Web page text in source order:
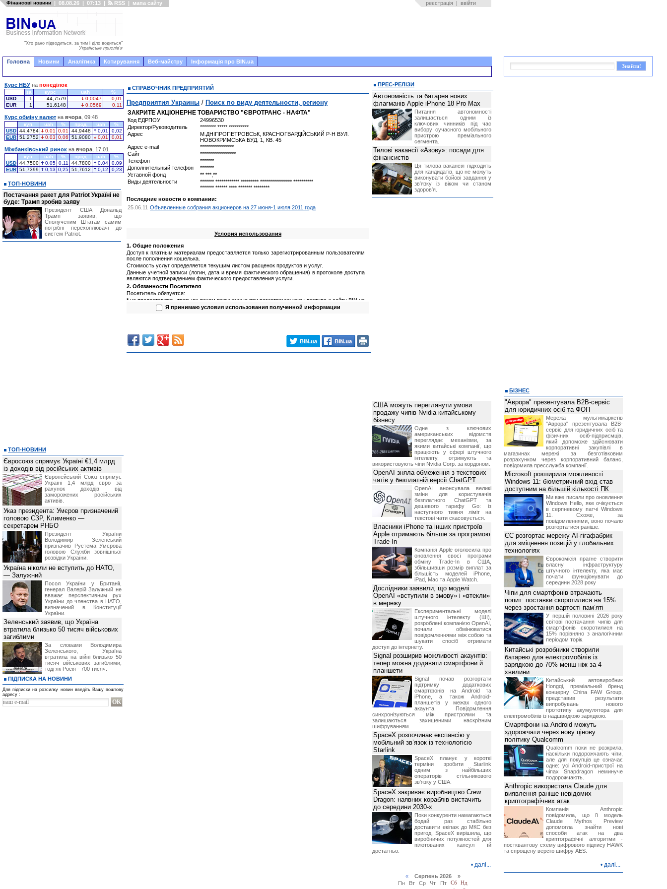
Фінансові новини | 08.08.26 | 07:13 | RSS | мапа сайту реєстрація | ввійти
"Хто рано підводиться, за тим і діло водиться"
Українське прислів'я
Головна Новини Аналітика Котирування Веб-майстру Інформація про BIN.ua
СПРАВОЧНИК ПРЕДПРИЯТИЙ
Предприятия Украины / Поиск по виду деятельности, региону
ЗАКРИТЕ АКЦІОНЕРНЕ ТОВАРИСТВО "ЄВРОТРАНС - НАФТА"
Код ЕДРПОУ
24996530
Директор/Руководитель
******** ***** **********
Адрес
М.ДНІПРОПЕТРОВСЬК, КРАСНОГВАРДІЙСЬКИЙ Р-Н ВУЛ.
НОВОКРИМСЬКА БУД. 1, КВ. 45
Адрес e-mail
*****************
Сайт
******************
Телефон
*******
Дополнительный телефон
*******
Уставной фонд
** ***,**
Виды деятельности
******* ************ ********* **************** **********
******* ****** **** ******* ********
Последние новости о компании:
25.06.11 Объявленные собрания акционеров на 27 июня-1 июля 2011 года
Условия использования
1. Общие положения
Доступ к платным материалам предоставляется только зарегистрированным пользователям
после пополнения кошелька.
Стоимость услуг определяется текущим листом расценок продуктов и услуг.
Данные учетной записи (логин, дата и время фактического обращения) в протоколе доступа
являются подтверждением фактического предоставления услуги.
2. Обязанности Посетителя
Посетитель обязуется:
*не предоставлять третьим лицам полученные при регистрации коды доступа к сайту BIN.ua
(логин, пароль);
не предоставлять третьим лицам полученную информацию;
Администрация сайта обязуется:
*обеспечить сохранность данных полученных от Посетителя в процессе регистрации;
предоставлять Посетителю запрашиваемую информацию в максимально короткие сроки.
Я принимаю условия использования полученной информации
Курс НБУ на понеділок
за курс uah
%
USD
1 44,7579 0,0047
0,01
EUR
1 51,6148 0,0569 0,11
Курс обміну валют на вчора , 09:48
куп. uah % прод. uah
%
USD 44,4784 0,01 0,01 44,9448 0,01
0,02
EUR 51,2752 0,03 0,06 51,9080 0,01 0,01
Міжбанківський ринок на вчора , 17:01
куп. uah % прод. uah
%
USD 44,7500 0,05 0,11 44,7800 0,04
0,09
EUR 51,7399 0,13 0,25 51,7612 0,12 0,23
ТОП-НОВИНИ
Постачання ракет для Patriot Україні не
буде: Трамп зробив заяву
Президент США Дональд
Трамп заявив, що
Сполученим Штатам самим
потрібні перехоплювачі до
систем Patriot.
ТОП-НОВИНИ
Євросоюз спрямує Україні €1,4 млрд
із доходів від російських активів
Європейський Союз спрямує
Україні 1,4 млрд євро за
рахунок доходів від
заморожених російських
активів.
Указ президента: Умєров призначений
головою СЗР, Клименко —
секретарем РНБО
Президент України
Володимир Зеленський
призначив Pустема Умєрова
головою Служби зовнішньої
розвідки України.
Україна ніколи не вступить до НАТО,
— Залужний
Посол України у Британії,
генерал Валерій Залужний не
вважає перспективним рух
України до членства в НАТО,
визначений в Конституції
України.
Зеленський заявив, що Україна
втратила близько 50 тисяч військових
загиблими
За словами Володимира
Зеленського, Україна
втратила на війні близько 50
тисяч військових загиблими,
тоді як Росія - 700 тисяч.
ПІДПИСКА НА НОВИНИ
Для підписки на розсилку новин введіть Вашу поштову
адресу :
ПРЕС-РЕЛІЗИ
Автономність та батарея нових
флагманів Apple iPhone 18 Pro Max
Питання автономності
залишається одним із
ключових чинників під час
вибору сучасного мобільного
пристрою преміального
сегмента.
Тилові вакансії «Азову»: посади для
фінансистів
Ця тилова вакансія підходить
для кандидатів, що не можуть
виконувати бойові завдання у
звʼязку із віком чи станом
здоровʼя.
США можуть переглянути умови
продажу чипів Nvidia китайському
бізнесу
Одне з ключових
американських відомств
переглядає механізми, за
якими китайські компанії, що
працюють у сфері штучного
інтелекту, отримують та
використовують чіпи Nvidia Corp. за кордоном.
OpenAI зняла обмеження з текстових
чатів у безплатній версії ChatGPT
OpenAI анонсувала великі
зміни для користувачів
безплатного ChatGPT та
дешевого тарифу Go: із
наступного тижня ліміт на
текстові чати скасовується.
Власники iPhone та інших пристроїв
Apple отримають більше за програмою
Trade-In
Компанія Apple оголосила про
оновлення своєї програми
обміну Trade-In в США,
збільшивши розмір виплат за
більшість моделей iPhone,
iPad, Mac та Apple Watch.
Дослідники заявили, що моделі
OpenAI «вступили в змову» і «втекли»
в мережу
Експериментальні моделі
штучного інтелекту (ШІ),
розроблені компанією OpenAI,
почали обмінюватися
повідомленнями між собою та
шукати спосіб отримати
доступ до інтернету.
Signal розширив можливості акаунтів:
тепер можна додавати смартфони й
планшети
Signal почав розгортати
підтримку додаткових
смартфонів на Android та
iPhone, а також Android-
планшетів у межах одного
акаунта. Повідомлення
синхронізуються між пристроями та
залишаються захищеними наскрізним
шифруванням.
SpaceX розпочинає експансію у
мобільний зв’язок із технологією
Starlink
SpaceX планує у короткі
терміни зробити Starlink
одним з найбільших
операторів стільникового
зв'язку у США.
SpaceX закриває виробництво Crew
Dragon: наявних кораблів вистачить
до середини 2030-х
Поки конкуренти намагаються
бодай раз стабільно
доставити екіпаж до МКС без
пригод, SpaceX вирішила, що
виробничих потужностей для
пілотованих капсул їй
достатньо.
• далі...
«Серпень 2026 »
Пн
Вт Ср Чт Пт Сб
Нд
БІЗНЕС
"Аврора" презентувала B2B-сервіс
для юридичних осіб та ФОП
Мережа мультимаркетів
"Аврора" презентувала B2B-
сервіс для юридичних осіб та
фізичних осіб-підприємців,
який допоможе здійснювати
корпоративні закупівлі в
магазинах мережі за безготівковим
розрахунком через корпоративний баланс,
повідомила пресслужба компанії.
Microsoft розширила можливості
Windows 11: біометричний вхід став
доступним на більшій кількості ПК
Ми вже писали про оновлення
Windows Hello, яке очікується
в серпневому патчі Windows
11. Схоже, за
повідомленнями, воно почало
розгортатися раніше.
ЄС розгортає мережу AI-гігафабрик
для зміцнення позицій у глобальних
технологіях
Єврокомісія прагне створити
власну інфраструктуру
штучного інтелекту, яка має
почати функціонувати до
середини 2028 року
Чіпи для смартфонів втрачають
попит: поставки скоротилися на 15%
через зростання вартості пам’яті
У першій половині 2026 року
світові постачання чипів для
смартфонів скоротилися на
15% порівняно з аналогічним
періодом торік.
Китайські розробники створили
батарею для електромобілів із
зарядкою до 70% менш ніж за 4
хвилини
Китайський автовиробник
Hongqi, преміальний бренд
концерну China FAW Group,
представив результати
випробувань нового
прототипу акумулятора для
електромобілів із надшвидкою зарядкою.
Смартфони на Android можуть
здорожчати через нову цінову
політику Qualcomm
Qualcomm поки не розкрила,
наскільки подорожчають чіпи,
але для покупців це означає
одне: усі Android-пристрої на
чіпах Snapdragon неминуче
подорожчають.
Anthropic використала Claude для
виявлення раніше невідомих
криптографічних атак
Компанія Anthropic
повідомила, що її модель
Claude Mythos Preview
допомогла знайти нові
способи атак на два
криптографічні алгоритми -
постквантову схему цифрового підпису HAWK
та спрощену версію шифру AES.
• далі...